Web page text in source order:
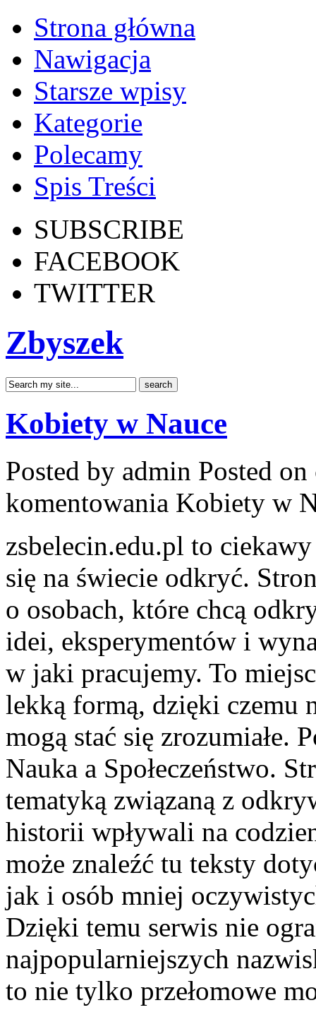
Strona główna
Nawigacja
Starsze wpisy
Kategorie
Polecamy
Spis Treści
SUBSCRIBE
FACEBOOK
TWITTER
Zbyszek
Kobiety w Nauce
Posted by admin Posted
komentowania Kobiety w
zsbelecin.edu.pl to
się na świecie odkryć.
o osobach, które chcą
idei, eksperymentów i
w jaki pracujemy. To
lekką formą, dzięki czemu
mogą stać się zrozumiałe.
Nauka a Społeczeństwo.
tematyką związaną z
historii wpływali na
może znaleźć tu teksty
jak i osób mniej
Dzięki temu serwis nie
najpopularniejszych
to nie tylko przełomowe